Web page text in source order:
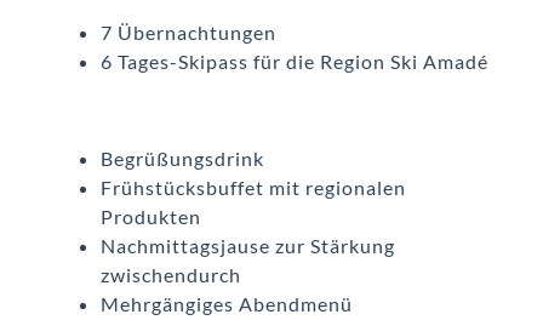
7 Übernachtungen
6 Tages-Skipass für die Region Ski Amadé
Begrüßungsdrink
Frühstücksbuffet mit regionalen
Produkten
Nachmittagsjause zur Stärkung
zwischendurch
Mehrgängiges Abendmenü